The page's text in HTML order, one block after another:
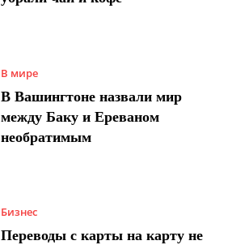
В мире
В Вашингтоне назвали мир
между Баку и Ереваном
необратимым
Бизнес
Переводы с карты на карту не